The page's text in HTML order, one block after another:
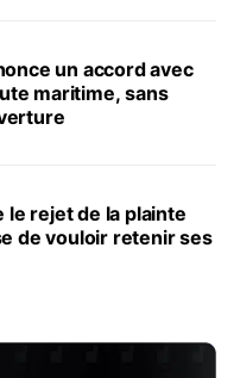
un accord avec
maritime, sans
le rejet de la plainte
de vouloir retenir ses